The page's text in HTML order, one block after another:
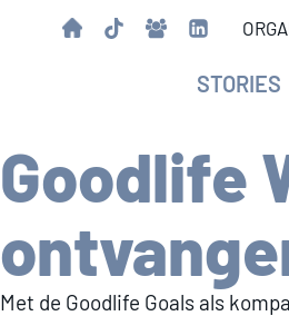
STORIES
Goodlife
Met de Goodlife Goals als